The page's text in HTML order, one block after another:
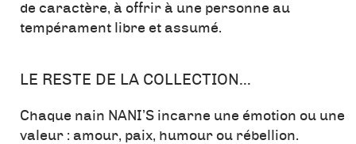
de caractère, à offrir à une personne au
tempérament libre et assumé.
LE RESTE DE LA COLLECTION…
Chaque nain NANI’S incarne une émotion ou une
valeur : amour, paix, humour ou rébellion.